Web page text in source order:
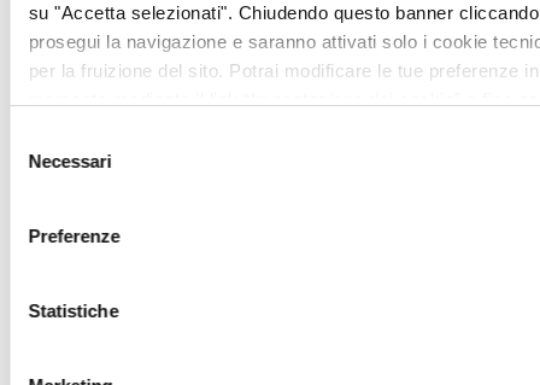
su "Accetta selezionati". Chiudendo questo banner cliccando
prosegui la navigazione e saranno attivati solo i cookie
per la fruizione del sito. Potrai modificare le tue preferenze
delNecessari
Preferenze
Statistiche